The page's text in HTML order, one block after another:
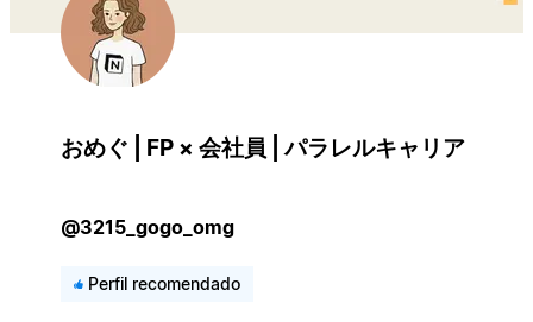
おめぐ | FP × 会社員 | パラレルキャリア
@3215_gogo_omg
Perfil recomendado